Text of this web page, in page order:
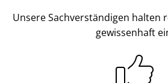
Unsere Sach­ver­stän­di­gen halten
gewissenhaft